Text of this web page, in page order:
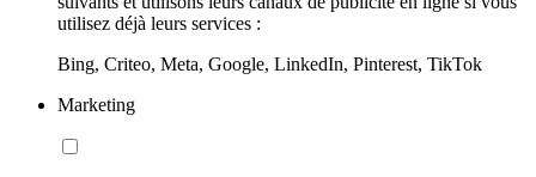
utilisez déjà leurs services :
Bing, Criteo, Meta, Google, LinkedIn, Pinterest, TikTok
Marketing